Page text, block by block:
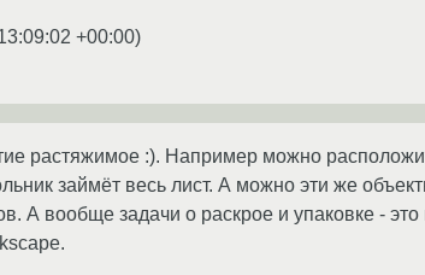
+00:00)
растяжимое :). Например можно
займёт весь лист. А можно эти же
А вообще задачи о раскрое и упаковке -